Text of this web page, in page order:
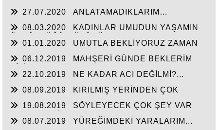
27.07.2020
ANLATAMADIKLARIM…
08.03.2020
KADINLAR UMUDUN YAŞAMIN
01.01.2020
UMUTLA BEKLİYORUZ ZAMAN
06.12.2019
MAHŞERİ GÜNDE BEKLERİM
22.10.2019
NE KADAR ACI DEĞİLMİ?...
08.09.2019
KIRILMIŞ YERİNDEN ÇOK
19.08.2019
SÖYLEYECEK ÇOK ŞEY VAR
08.07.2019
YÜREĞİMDEKİ YARALARIM...